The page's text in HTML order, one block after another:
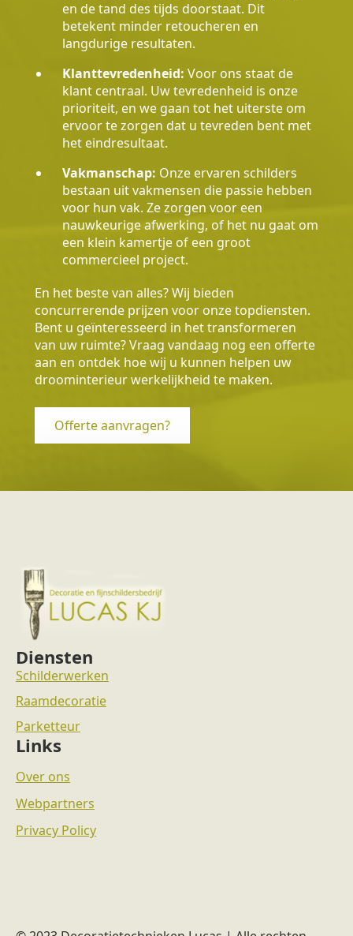
en de tand des tijds doorstaat. Dit
betekent minder retoucheren en
langdurige resultaten.
Klanttevredenheid: Voor ons staat de
klant centraal. Uw tevredenheid is onze
prioriteit, en we gaan tot het uiterste om
ervoor te zorgen dat u tevreden bent met
het eindresultaat.
Vakmanschap: Onze ervaren schilders
bestaan uit vakmensen die passie hebben
voor hun vak. Ze zorgen voor een
nauwkeurige afwerking, of het nu gaat om
een klein kamertje of een groot
commercieel project.
En het beste van alles? Wij bieden
concurrerende prijzen voor onze topdiensten.
Bent u geïnteresseerd in het transformeren
van uw ruimte? Vraag vandaag nog een offerte
aan en ontdek hoe wij u kunnen helpen uw
droominterieur werkelijkheid te maken.
Offerte aanvragen?
Diensten
Schilderwerken
Raamdecoratie
Parketteur
Links
Over ons
Webpartners
Privacy Policy